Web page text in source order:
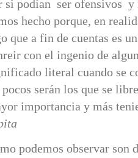
si podían ser ofensivos y
hecho porque, en
que a fin de cuentas es
con el ingenio de
literal cuando se
serán los que se
importancia y más
podemos observar son